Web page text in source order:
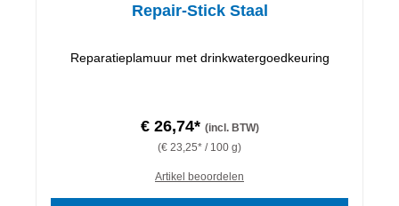
Repair-Stick Staal
Reparatieplamuur met drinkwatergoedkeuring
€ 26,74* (incl. BTW)
(€ 23,25* / 100 g)
Artikel beoordelen